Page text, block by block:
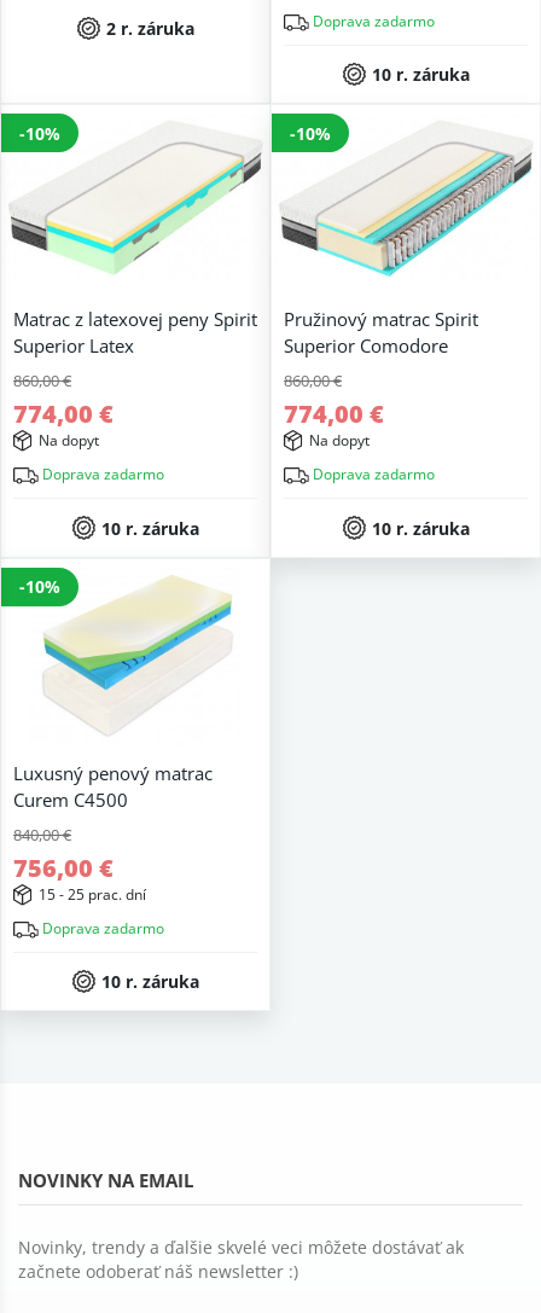
2 r. záruka
Doprava zadarmo
10 r. záruka
-10%
Matrac z latexovej peny Spirit
Superior Latex
860,00 €
774,00 €
Na dopyt
Doprava zadarmo
10 r. záruka
-10%
Pružinový matrac Spirit
Superior Comodore
860,00 €
774,00 €
Na dopyt
Doprava zadarmo
10 r. záruka
-10%
Luxusný penový matrac
Curem C4500
840,00 €
756,00 €
15 - 25 prac. dní
Doprava zadarmo
10 r. záruka
NOVINKY NA EMAIL
Novinky, trendy a ďalšie skvelé veci môžete dostávať ak
začnete odoberať náš newsletter :)